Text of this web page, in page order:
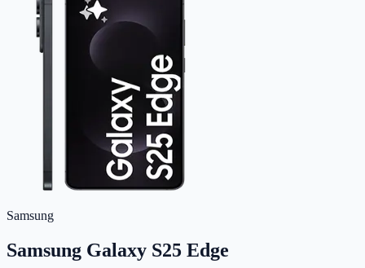
Samsung
Samsung Galaxy S25 Edge